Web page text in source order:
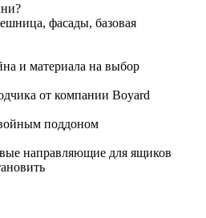
фасады, базовая
и материала на выбор
от компании Boyard
поддоном
направляющие для ящиков